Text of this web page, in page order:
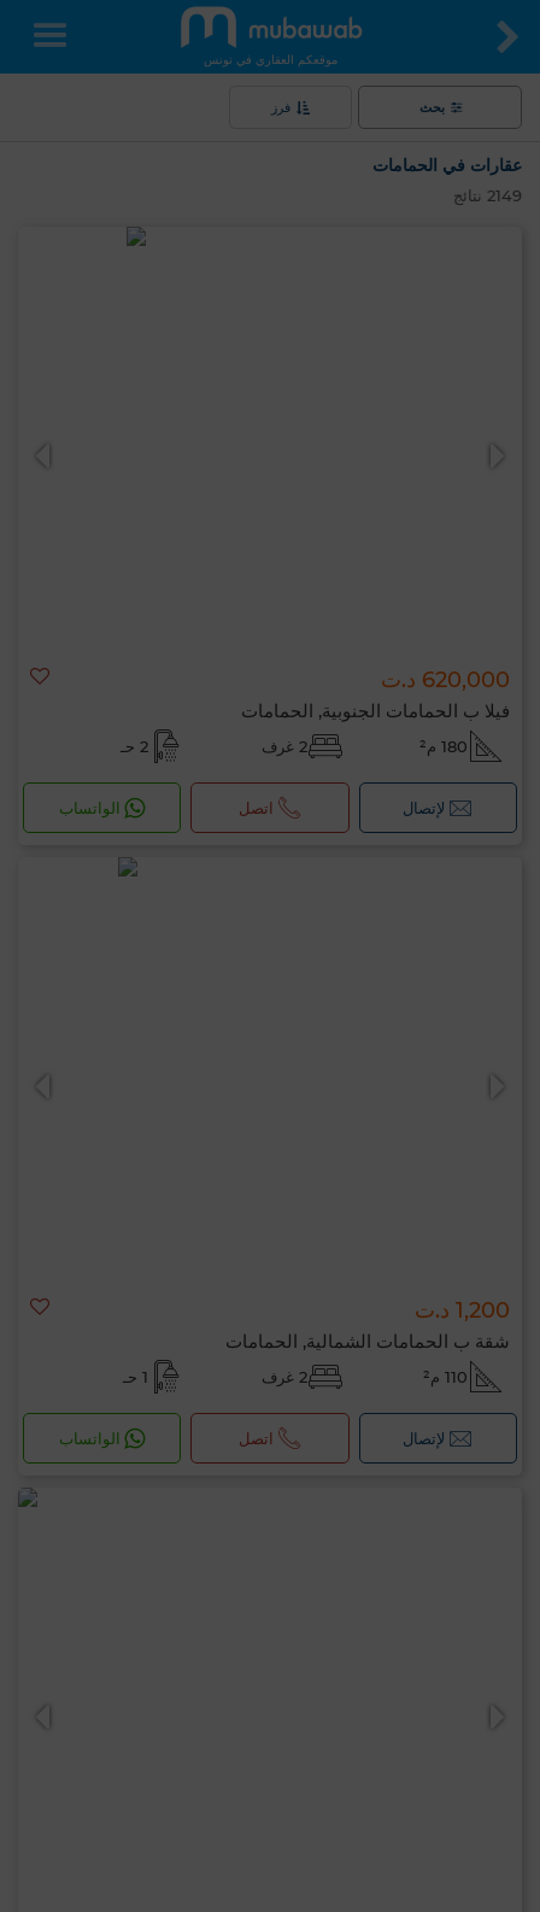
موقعكم العقاري في تونس
بحث فرز
عقارات في الحمامات
2149 نتائج
620,000 د.ت
فيلا ب الحمامات الجنوبية, الحمامات
180 م² 2 غرف 2 حـ
لإتصال اتصل الواتساب
1,200 د.ت
شقة ب الحمامات الشمالية, الحمامات
110 م² 2 غرف 1 حـ
لإتصال اتصل الواتساب